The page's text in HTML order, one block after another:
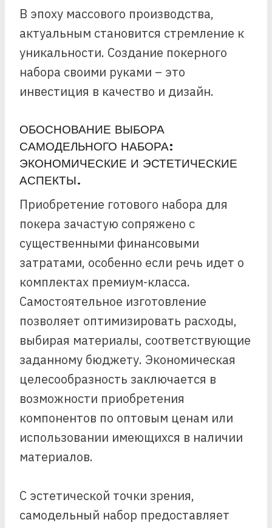
В эпоху массового производства,
актуальным становится стремление к
уникальности. Создание покерного
набора своими руками – это
инвестиция в качество и дизайн.
ОБОСНОВАНИЕ ВЫБОРА
САМОДЕЛЬНОГО НАБОРА:
ЭКОНОМИЧЕСКИЕ И ЭСТЕТИЧЕСКИЕ
АСПЕКТЫ.
Приобретение готового набора для
покера зачастую сопряжено с
существенными финансовыми
затратами, особенно если речь идет о
комплектах премиум-класса.
Самостоятельное изготовление
позволяет оптимизировать расходы,
выбирая материалы, соответствующие
заданному бюджету. Экономическая
целесообразность заключается в
возможности приобретения
компонентов по оптовым ценам или
использовании имеющихся в наличии
материалов.
С эстетической точки зрения,
самодельный набор предоставляет